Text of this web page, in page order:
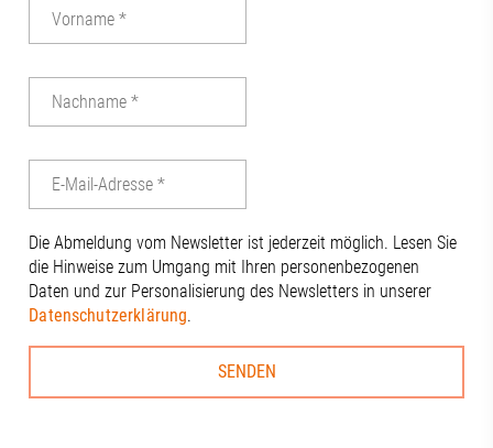
Die Abmeldung vom Newsletter ist jederzeit möglich. Lesen Sie
die Hinweise zum Umgang mit Ihren personenbezogenen
Daten und zur Personalisierung des Newsletters in unserer
Datenschutzerklärung.